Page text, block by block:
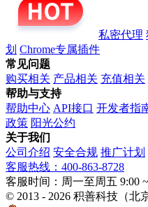
私密代理
划 Chrome专属插件
常见问题
购买相关 产品相关 充值相关
帮助与支持
帮助中心 API接口 开发者指
政策 阳光公约
关于我们
公司介绍 安全合规 推广计划
客服热线：400-863-8728
客服时间：周一至周五 9:00
© 2013 - 2026 积善科技（北